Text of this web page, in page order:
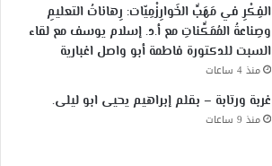
الفِكْرِ في مَهَبِّ الخَوارِزْمِيّات: رِهاناتُ التعليمِ
وصِناعةُ المُمَكِّناتِ مع أ.د. إسلام يوسف مع لقاء
السبت للدكتورة فاطمة أبو واصل اغبارية
منذ 4 ساعات
غربة ورتابة – بقلم إبراهيم يحيى ابو ليلى.
منذ 9 ساعات